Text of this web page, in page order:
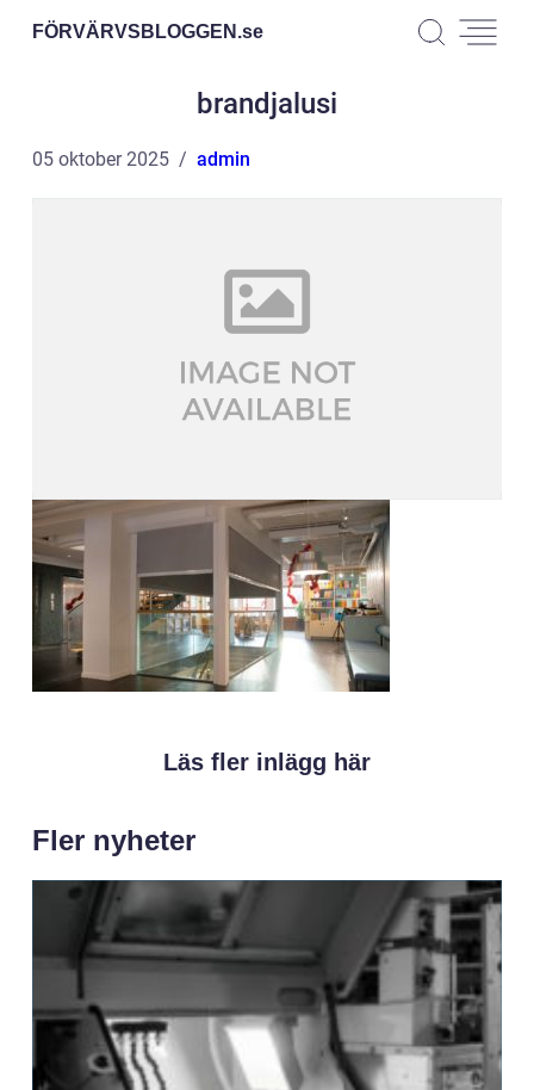
FÖRVÄRVSBLOGGEN.se
brandjalusi
05 oktober 2025 admin
Läs fler inlägg här
Fler nyheter